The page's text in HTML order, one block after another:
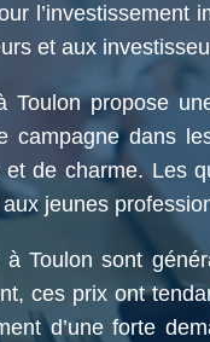
l’investissement
et aux
Toulon propose
campagne dans
et de charme. Les
jeunes
à Toulon sont
ces prix ont
d’une forte